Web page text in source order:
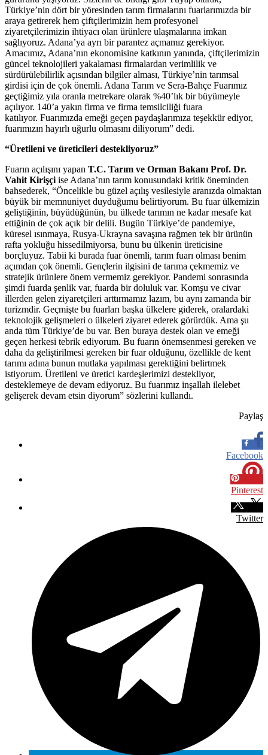
Türkiye’nin dört bir yöresinden tarım firmalarını fuarlarımızda bir
araya getirerek hem çiftçilerimizin hem profesyonel
ziyaretçilerimizin ihtiyacı olan ürünlere ulaşmalarına imkan
sağlıyoruz. Adana’ya ayrı bir parantez açmamız gerekiyor.
Amacımız, Adana’nın ekonomisine katkının yanında, çiftçilerimizin
güncel teknolojileri yakalaması firmalardan verimlilik ve
sürdürülebilirlik açısından bilgiler alması, Türkiye’nin tarımsal
girdisi için de çok önemli. Adana Tarım ve Sera-Bahçe Fuarımız
geçtiğimiz yıla oranla metrekare olarak %40’lık bir büyümeyle
açılıyor. 140’a yakın firma ve firma temsilciliği fuara
katılıyor. Fuarımızda emeği geçen paydaşlarımıza teşekkür ediyor,
fuarımızın hayırlı uğurlu olmasını diliyorum” dedi.
“Üretileni ve üreticileri destekliyoruz”
Fuarın açılışını yapan T.C. Tarım ve Orman Bakanı Prof. Dr.
Vahit Kirişçiise Adana’nın tarım konusundaki kritik öneminden
bahsederek, “Öncelikle bu güzel açılış vesilesiyle aranızda olmaktan
büyük bir memnuniyet duyduğumu belirtiyorum. Bu fuar ülkemizin
geliştiğinin, büyüdüğünün, bu ülkede tarımın ne kadar mesafe kat
ettiğinin de çok açık bir delili. Bugün Türkiye’de pandemiye,
küresel ısınmaya, Rusya-Ukrayna savaşına rağmen tek bir ürünün
rafta yokluğu hissedilmiyorsa, bunu bu ülkenin üreticisine
borçluyuz. Tabii ki burada fuar önemli, tarım fuarı olması benim
açımdan çok önemli. Gençlerin ilgisini de tarıma çekmemiz ve
stratejik ürünlere önem vermemiz gerekiyor. Pandemi sonrasında
şimdi fuarda şenlik var, fuarda bir doluluk var. Komşu ve civar
illerden gelen ziyaretçileri arttırmamız lazım, bu aynı zamanda bir
turizmdir. Geçmişte bu fuarları başka ülkelere giderek, oralardaki
teknolojik gelişmeleri o ülkeleri ziyaret ederek görürdük. Ama şu
anda tüm Türkiye’de bu var. Ben buraya destek olan ve emeği
geçen herkesi tebrik ediyorum. Bu fuarın önemsenmesi gereken ve
daha da geliştirilmesi gereken bir fuar olduğunu, özellikle de kent
tarımı adına bunun mutlaka yapılması gerektiğini belirtmek
istiyorum. Üretileni ve üretici kardeşlerimizi destekliyor,
desteklemeye de devam ediyoruz. Bu fuarımız inşallah ilelebet
gelişerek devam etsin diyorum” sözlerini kullandı.
Paylaş
Facebook
Pinterest
Twitter